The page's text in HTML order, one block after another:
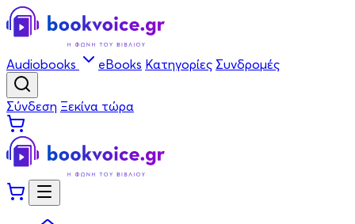
Audiobooks eBooks Κατηγορίες Συνδρομές
Σύνδεση Ξεκίνα τώρα